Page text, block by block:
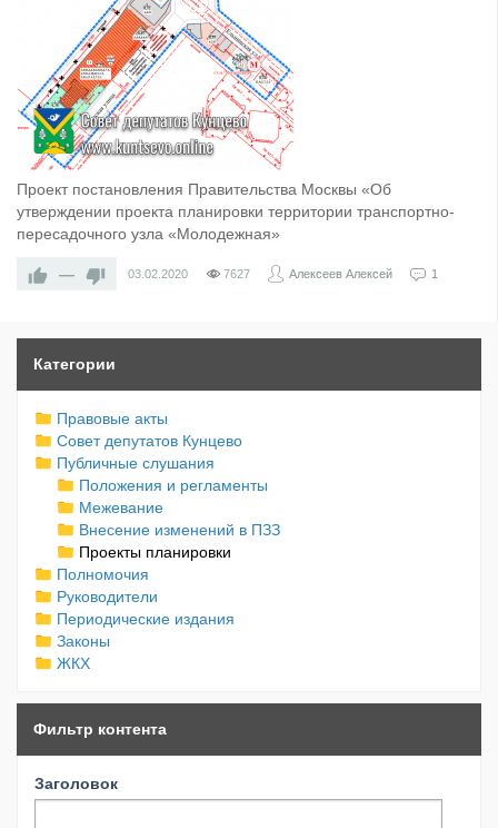
Проект постановления Правительства Москвы «Об
утверждении проекта планировки территории транспортно-
пересадочного узла «Молодежная»
— 03.02.2020 7627 Алексеев Алексей 1
Категории
Правовые акты
Совет депутатов Кунцево
Публичные слушания
Положения и регламенты
Межевание
Внесение изменений в ПЗЗ
Проекты планировки
Полномочия
Руководители
Периодические издания
Законы
ЖКХ
Фильтр контента
Заголовок